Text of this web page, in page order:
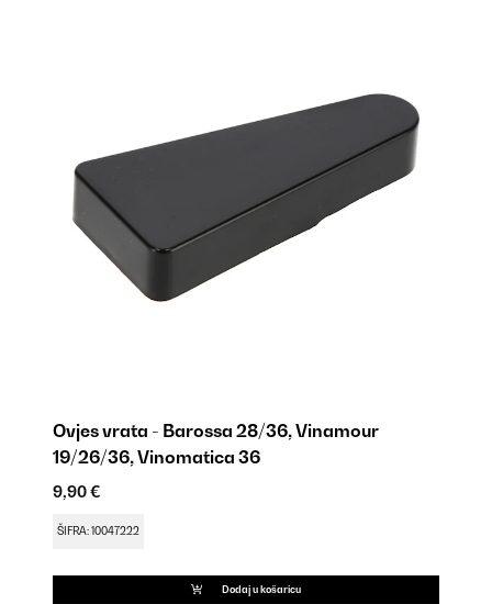
Ovjes vrata - Barossa 28/36, Vinamour
19/26/36, Vinomatica 36
9,90 €
ŠIFRA: 10047222
Dodaj u košaricu